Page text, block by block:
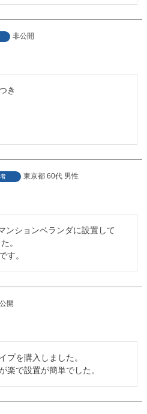
非公開
き
東京都 60代 男性
ンションベランダに設置して
。
す。
開
プを購入しました。
楽で設置が簡単でした。